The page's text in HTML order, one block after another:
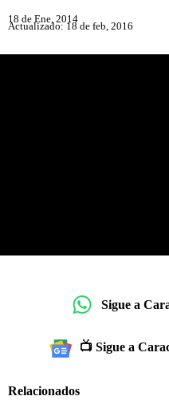
18 de Ene, 2014
Actualizado: 18 de feb, 2016
Sigue a
📺 Sigue a
Relacionados